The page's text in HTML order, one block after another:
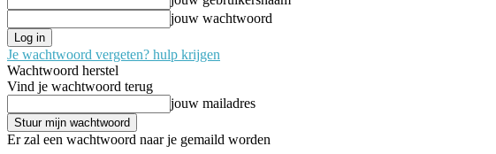
jouw wachtwoord
Je wachtwoord vergeten? hulp krijgen
Wachtwoord herstel
Vind je wachtwoord terug
jouw mailadres
Er zal een wachtwoord naar je gemaild worden